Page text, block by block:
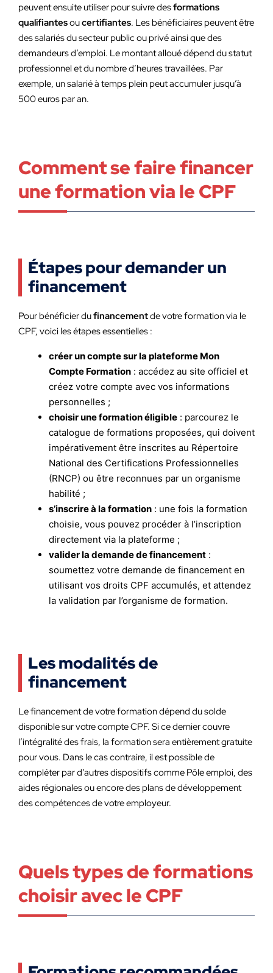
peuvent ensuite utiliser pour suivre desformations
qualifiantesoucertifiantes. Les bénéficiaires peuvent être
des salariés du secteur public ou privé ainsi que des
demandeurs d’emploi. Le montant alloué dépend du statut
professionnel et du nombre d’heures travaillées. Par
exemple, un salarié à temps plein peut accumuler jusqu’à
500 euros par an.
Comment se faire financer
une formation via le CPF
Étapes pour demander un
financement
Pour bénéficier dufinancementde votre formation via le
CPF, voici les étapes essentielles :
créer un compte sur la plateforme Mon
Compte Formation : accédez au site officiel et
créez votre compte avec vos informations
personnelles ;
choisir une formation éligible : parcourez le
catalogue de formations proposées, qui doivent
impérativement être inscrites au Répertoire
National des Certifications Professionnelles
(RNCP) ou être reconnues par un organisme
habilité ;
s’inscrire à la formation : une fois la formation
choisie, vous pouvez procéder à l’inscription
directement via la plateforme ;
valider la demande de financement :
soumettez votre demande de financement en
utilisant vos droits CPF accumulés, et attendez
la validation par l’organisme de formation.
Les modalités de
financement
Le financement de votre formation dépend du solde
disponible sur votre compte CPF. Si ce dernier couvre
l’intégralité des frais, la formation sera entièrement gratuite
pour vous. Dans le cas contraire, il est possible de
compléter par d’autres dispositifs comme Pôle emploi, des
aides régionales ou encore des plans de développement
des compétences de votre employeur.
Quels types de formations
choisir avec le CPF